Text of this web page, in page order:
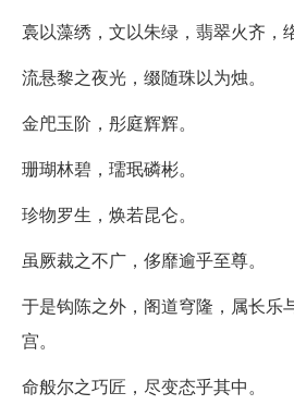
裛以藻绣，文以朱绿，翡翠火齐，
流悬黎之夜光，缀随珠以为烛。
金戺玉阶，彤庭辉辉。
珊瑚林碧，瓀珉磷彬。
珍物罗生，焕若昆仑。
虽厥裁之不广，侈靡逾乎至尊。
于是钩陈之外，阁道穹隆，属长乐
宫。
命般尔之巧匠，尽变态乎其中。